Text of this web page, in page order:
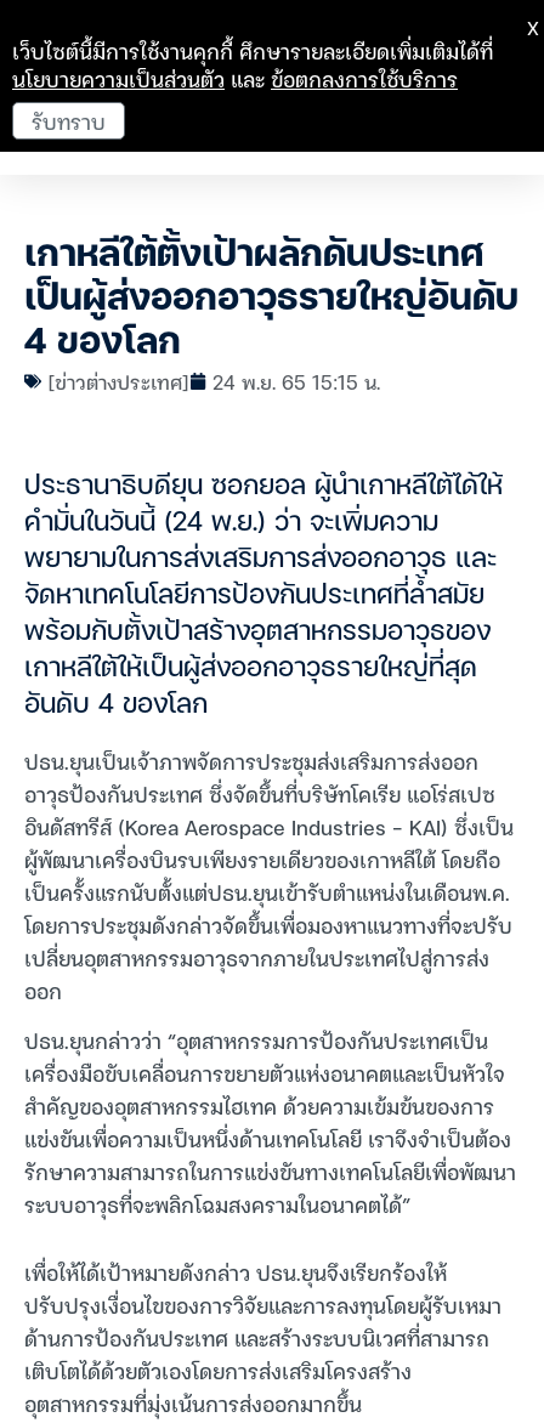
เกาหลีใต้ตั้งเป้าผลักดันประเทศ
เป็นผู้ส่งออกอาวุธรายใหญ่อันดับ
4 ของโลก
[ข่าวต่างประเทศ] 24 พ.ย. 65 15:15 น.
ประธานาธิบดียุน ซอกยอล ผู้นำเกาหลีใต้ได้ให้
คำมั่นในวันนี้ (24 พ.ย.) ว่า จะเพิ่มความ
พยายามในการส่งเสริมการส่งออกอาวุธ และ
จัดหาเทคโนโลยีการป้องกันประเทศที่ล้ำสมัย
พร้อมกับตั้งเป้าสร้างอุตสาหกรรมอาวุธของ
เกาหลีใต้ให้เป็นผู้ส่งออกอาวุธรายใหญ่ที่สุด
อันดับ 4 ของโลก
ปธน.ยุนเป็นเจ้าภาพจัดการประชุมส่งเสริมการส่งออก
อาวุธป้องกันประเทศ ซึ่งจัดขึ้นที่บริษัทโคเรีย แอโร่สเปซ
อินดัสทรีส์ (Korea Aerospace Industries – KAI) ซึ่งเป็น
ผู้พัฒนาเครื่องบินรบเพียงรายเดียวของเกาหลีใต้ โดยถือ
เป็นครั้งแรกนับตั้งแต่ปธน.ยุนเข้ารับตำแหน่งในเดือนพ.ค.
โดยการประชุมดังกล่าวจัดขึ้นเพื่อมองหาแนวทางที่จะปรับ
เปลี่ยนอุตสาหกรรมอาวุธจากภายในประเทศไปสู่การส่ง
ออก
ปธน.ยุนกล่าวว่า “อุตสาหกรรมการป้องกันประเทศเป็น
เครื่องมือขับเคลื่อนการขยายตัวแห่งอนาคตและเป็นหัวใจ
สำคัญของอุตสาหกรรมไฮเทค ด้วยความเข้มข้นของการ
แข่งขันเพื่อความเป็นหนึ่งด้านเทคโนโลยี เราจึงจำเป็นต้อง
รักษาความสามารถในการแข่งขันทางเทคโนโลยีเพื่อพัฒนา
ระบบอาวุธที่จะพลิกโฉมสงครามในอนาคตได้”
เพื่อให้ได้เป้าหมายดังกล่าว ปธน.ยุนจึงเรียกร้องให้
ปรับปรุงเงื่อนไขของการวิจัยและการลงทุนโดยผู้รับเหมา
ด้านการป้องกันประเทศ และสร้างระบบนิเวศที่สามารถ
เติบโตได้ด้วยตัวเองโดยการส่งเสริมโครงสร้าง
อุตสาหกรรมที่มุ่งเน้นการส่งออกมากขึ้น
เว็บไซต์นี้มีการใช้งานคุกกี้ ศึกษารายละเอียดเพิ่มเติมได้ที่
นโยบายความเป็นส่วนตัว และข้อตกลงการใช้บริการ
รับทราบ
X